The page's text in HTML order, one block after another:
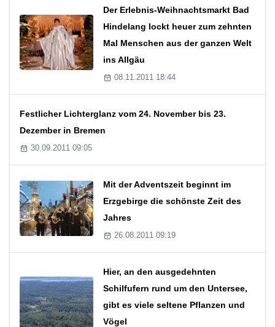
Der Erlebnis-Weihnachtsmarkt Bad
Hindelang lockt heuer zum zehnten
Mal Menschen aus der ganzen Welt
ins Allgäu
08.11.2011 18:44
Festlicher Lichterglanz vom 24. November bis 23.
Dezember in Bremen
30.09.2011 09:05
Mit der Adventszeit beginnt im
Erzgebirge die schönste Zeit des
Jahres
26.08.2011 09:19
Hier, an den ausgedehnten
Schilfufern rund um den Untersee,
gibt es viele seltene Pflanzen und
Vögel